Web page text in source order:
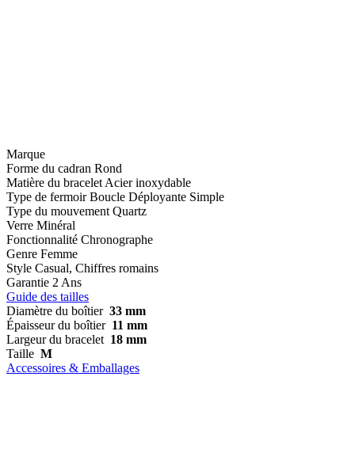
Marque
Forme du cadran Rond
Matière du bracelet Acier inoxydable
Type de fermoir Boucle Déployante Simple
Type du mouvement Quartz
Verre Minéral
Fonctionnalité Chronographe
Genre Femme
Style Casual, Chiffres romains
Garantie 2 Ans
Guide des tailles
Diamètre du boîtier 33 mm
Épaisseur du boîtier 11 mm
Largeur du bracelet 18 mm
Taille M
Accessoires & Emballages